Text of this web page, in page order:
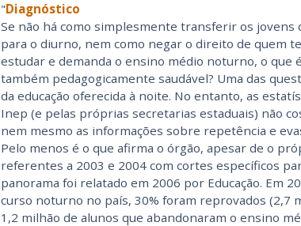
Diagnóstico
Se não há como simplesmente transferir os jovens
para o diurno, nem como negar o direito de quem
estudar e demanda o ensino médio noturno, o que
também pedagogicamente saudável? Uma das
da educação oferecida à noite. No entanto, as
Inep (e pelas próprias secretarias estaduais) não
nem mesmo as informações sobre repetência e
Pelo menos é o que afirma o órgão, apesar de o
referentes a 2003 e 2004 com cortes específicos
panorama foi relatado em 2006 por Educação. Em
curso noturno no país, 30% foram reprovados (2,7
1,2 milhão de alunos que abandonaram o ensino